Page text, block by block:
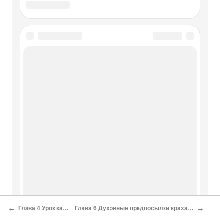
прежней своей безличностью. Поскольку между хозяином
и рабом
РОССИЙСКИЙ ПРЕСТОЛ
ГЛАВА 9 ПЛАТА ЗА РОССИЙСКИЙ ПРЕСТОЛ
← Глава 4 Урок кадетов Глава 6 Духовные предпосылки краха монархии →